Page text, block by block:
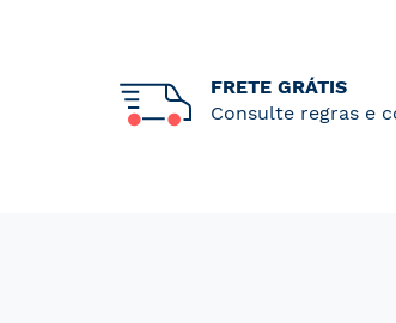
FRETE GRÁTIS
Consulte regras e